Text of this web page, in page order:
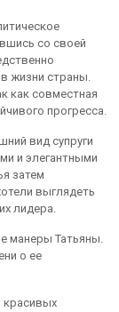
со своей
жизни страны.
как совместная
прогресса.
вид супруги
и элегантными
затем
выглядеть
лидера.
манеры Татьяны.
о ее
красивых